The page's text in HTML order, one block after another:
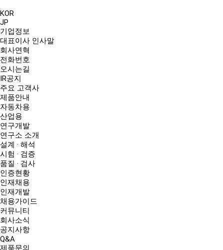
KOR
JP
기업정보
대표이사 인사말
회사연혁
전화번호
오시는길
IR공지
주요 고객사
제품안내
자동차용
산업용
연구개발
연구소 소개
설계 · 해석
시험 · 검증
품질 · 검사
인증현황
인재채용
인재개발
채용가이드
커뮤니티
회사소식
공지사항
Q&A
제품문의